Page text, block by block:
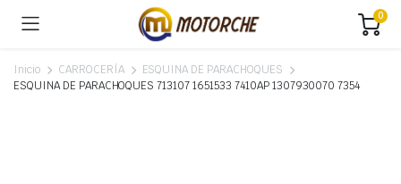
0
Inicio CARROCERÍA
ESQUINA DE PARACHOQUES
ESQUINA DE PARACHOQUES 713107 1651533 7410AP 1307930070 7354